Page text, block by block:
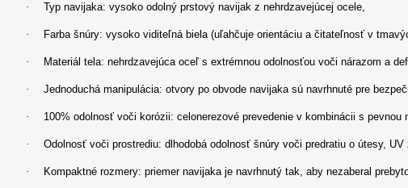
· Typ navijaka: vysoko odolný prstový navijak z nehrdzavejúcej ocele,
· Farba šnúry: vysoko viditeľná biela (uľahčuje orientáciu a čitateľnosť v
· Materiál tela: nehrdzavejúca oceľ s extrémnou odolnosťou voči nárazom a
· Jednoduchá manipulácia: otvory po obvode navijaka sú navrhnuté pre
· 100% odolnosť voči korózii: celonerezové prevedenie v kombinácii s
· Odolnosť voči prostrediu: dlhodobá odolnosť šnúry voči predratiu o útesy, UV
· Kompaktné rozmery: priemer navijaka je navrhnutý tak, aby nezaberal